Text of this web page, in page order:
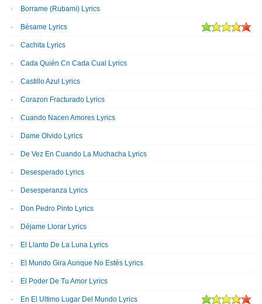
Borrame (Rubami) Lyrics
Bésame Lyrics
Cachita Lyrics
Cada Quién Cn Cada Cual Lyrics
Castillo Azul Lyrics
Corazon Fracturado Lyrics
Cuando Nacen Amores Lyrics
Dame Olvido Lyrics
De Vez En Cuando La Muchacha Lyrics
Desesperado Lyrics
Desesperanza Lyrics
Don Pedro Pinto Lyrics
Déjame Llorar Lyrics
El Llanto De La Luna Lyrics
El Mundo Gira Aunque No Estés Lyrics
El Poder De Tu Amor Lyrics
En El Ultimo Lugar Del Mundo Lyrics